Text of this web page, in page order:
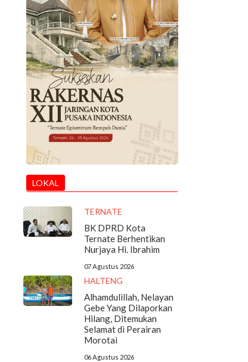
LOKAL
TERNATE
BK DPRD Kota
Ternate Berhentikan
Nurjaya Hi. Ibrahim
07 Agustus 2026
HALTENG
Alhamdulillah, Nelayan
Gebe Yang Dilaporkan
Hilang, Ditemukan
Selamat di Perairan
Morotai
06 Agustus 2026